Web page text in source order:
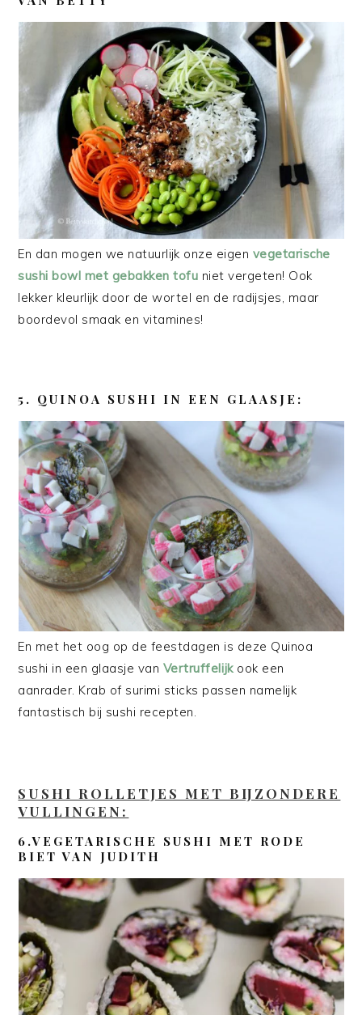
En dan mogen we natuurlijk onze eigen vegetarische
sushi bowl met gebakken tofu niet vergeten! Ook
lekker kleurlijk door de wortel en de radijsjes, maar
boordevol smaak en vitamines!
5. QUINOA SUSHI IN EEN GLAASJE:
En met het oog op de feestdagen is deze Quinoa
sushi in een glaasje van Vertruffelijk ook een
aanrader. Krab of surimi sticks passen namelijk
fantastisch bij sushi recepten.
SUSHI ROLLETJES MET BIJZONDERE
VULLINGEN:
6.VEGETARISCHE SUSHI MET RODE
BIET VAN JUDITH